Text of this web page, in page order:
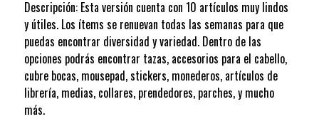
Descripción: Esta versión cuenta con 10 artículos muy lindos
y útiles. Los ítems se renuevan todas las semanas para que
puedas encontrar diversidad y variedad. Dentro de las
opciones podrás encontrar tazas, accesorios para el cabello,
cubre bocas, mousepad, stickers, monederos, artículos de
librería, medias, collares, prendedores, parches, y mucho
más.